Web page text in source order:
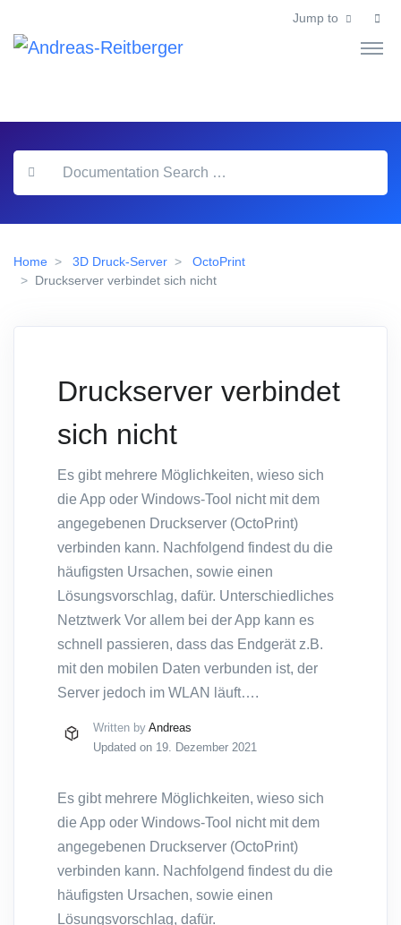
Jump to
Home 3D Druck-Server
OctoPrint
Druckserver verbindet sich nicht
Druckserver verbindet
sich nicht
Es gibt mehrere Möglichkeiten, wieso sich
die App oder Windows-Tool nicht mit dem
angegebenen Druckserver (OctoPrint)
verbinden kann. Nachfolgend findest du die
häufigsten Ursachen, sowie einen
Lösungsvorschlag, dafür. Unterschiedliches
Netztwerk Vor allem bei der App kann es
schnell passieren, dass das Endgerät z.B.
mit den mobilen Daten verbunden ist, der
Server jedoch im WLAN läuft….
Written by Andreas
Updated on 19. Dezember 2021
Es gibt mehrere Möglichkeiten, wieso sich
die App oder Windows-Tool nicht mit dem
angegebenen Druckserver (OctoPrint)
verbinden kann. Nachfolgend findest du die
häufigsten Ursachen, sowie einen
Lösungsvorschlag, dafür.